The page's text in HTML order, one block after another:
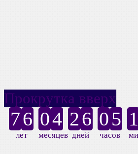
Прокрутка вверх
76
лет
04
месяцев
26
дней
05
часов
1